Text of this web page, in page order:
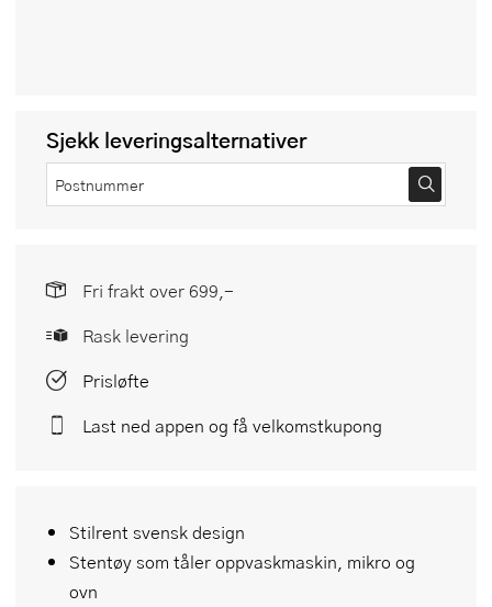
Stilrent svensk design
Stentøy som tåler oppvaskmaskin, mikro og
ovn
Sjekk leveringsalternativer
Fri frakt over 699,-
Rask levering
Prisløfte
Last ned appen og få velkomstkupong